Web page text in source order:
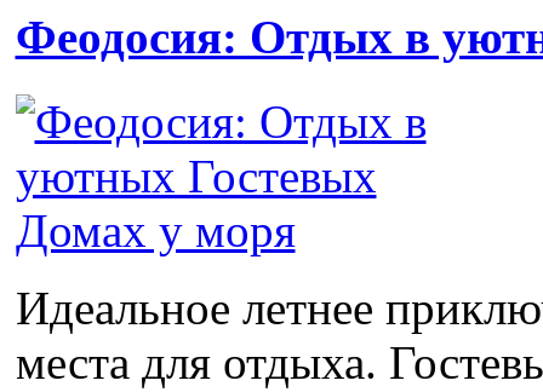
Феодосия: Отдых в
Идеальное летнее
места для отдыха.